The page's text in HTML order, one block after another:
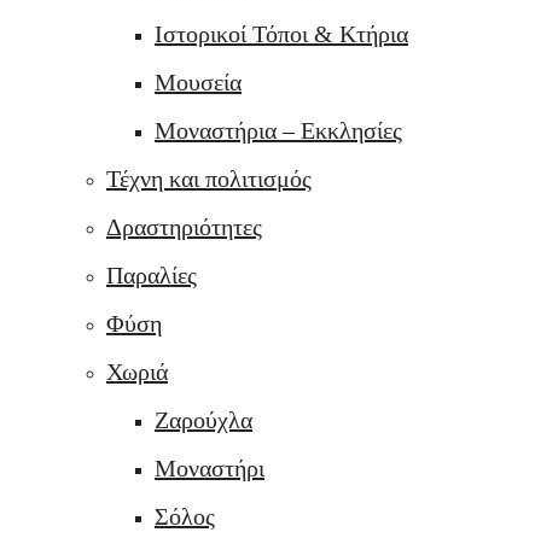
Ιστορικοί Τόποι & Κτήρια
Μουσεία
Μοναστήρια – Εκκλησίες
Τέχνη και πολιτισμός
Δραστηριότητες
Παραλίες
Φύση
Χωριά
Ζαρούχλα
Μοναστήρι
Σόλος